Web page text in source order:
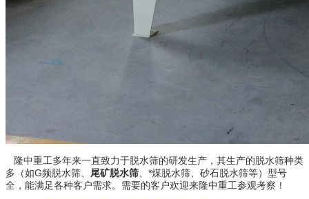
隆中重工多年来一直致力于脱水筛的研发生产，其生产的脱水筛种类
多（如G频脱水筛、 尾矿脱水筛、*煤脱水筛、砂石脱水筛等）型号
全，能满足各种客户需求。需要的客户欢迎来隆中重工参观考察！